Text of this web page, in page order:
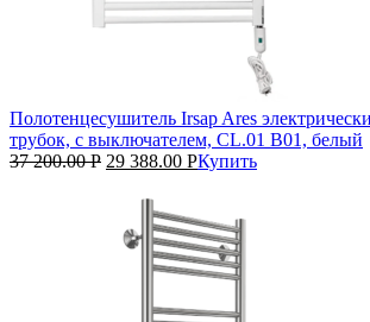
Полотенцесушитель Irsap Ares
трубок, с выключателем, CL.01 B01, белый
37 200.00Р 29 388.00 РКупить